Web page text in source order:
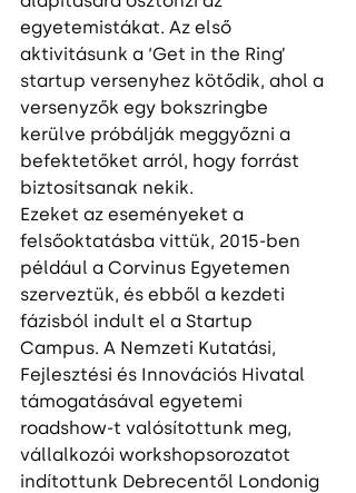
egyetemistákat. Az első
aktivitásunk a ‘Get in the Ring’
startup versenyhez kötődik, ahol a
versenyzők egy bokszringbe
kerülve próbálják meggyőzni a
befektetőket arról, hogy forrást
biztosítsanak nekik.
Ezeket az eseményeket a
felsőoktatásba vittük, 2015-ben
például a Corvinus Egyetemen
szerveztük, és ebből a kezdeti
fázisból indult el a Startup
Campus. A Nemzeti Kutatási,
Fejlesztési és Innovációs Hivatal
támogatásával egyetemi
roadshow-t valósítottunk meg,
vállalkozói workshopsorozatot
indítottunk Debrecentől Londonig